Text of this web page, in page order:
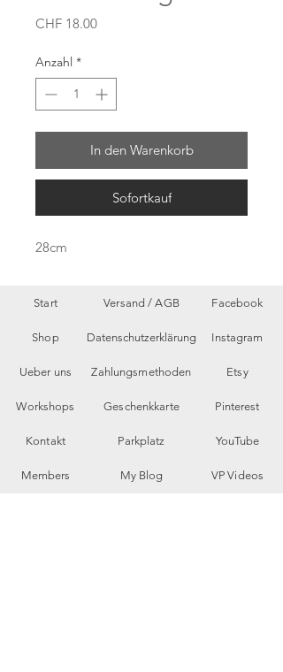
CHF 18.00Preis
Anzahl *
In den Warenkorb
Sofortkauf
28cm
Start
Shop
Ueber uns
Workshops
Kontakt
Members
Versand /AGB
Datenschutzerklärung
Zahlungsmethoden
Geschenkkarte
Parkplatz
My Blog
Facebook
Instagram
Etsy
Pinterest
YouTube
VP Videos